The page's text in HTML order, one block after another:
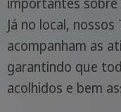
Já no local,
acompanham as
garantindo que
acolhidos e bem